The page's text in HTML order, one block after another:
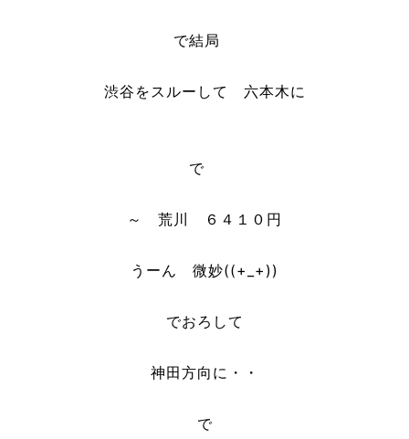
で結局
渋谷をスルーして 六本木に
で
～ 荒川 ６４１０円
うーん 微妙((+_+))
でおろして
神田方向に・・
で